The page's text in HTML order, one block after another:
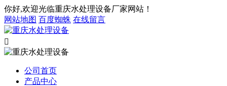
你好,欢迎光临重庆水处理设备厂家网站！
网站地图 百度蜘蛛 在线留言

公司首页
产品中心